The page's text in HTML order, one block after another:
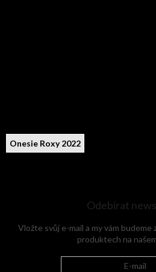
Onesie Roxy 2022
Odebírat
Vložte svůj e-mail a my vám
produktech na
E-mail